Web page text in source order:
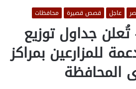
عاجل قصص قصيرة محافظات
تُعلن جداول توزيع
للمزارعين بمراكز
المحافظة